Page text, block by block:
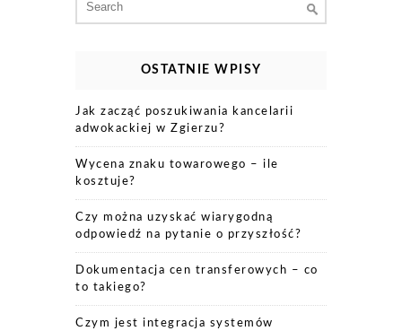
for:
OSTATNIE WPISY
Jak zacząć poszukiwania kancelarii
adwokackiej w Zgierzu?
Wycena znaku towarowego – ile
kosztuje?
Czy można uzyskać wiarygodną
odpowiedź na pytanie o przyszłość?
Dokumentacja cen transferowych – co
to takiego?
Czym jest integracja systemów